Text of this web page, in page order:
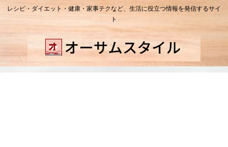
レシピ・ダイエット・健康・家事テクなど、生活に役立つ情報を発信するサイ
ト